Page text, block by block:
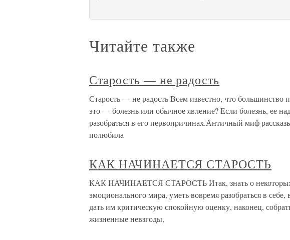
Читайте также
Старость — не радость
Старость — не радость Всем известно, что
это — болезнь или обычное явление? Если болезнь, ее
разобраться в его первопричинах.Античный миф
полюбила
КАК НАЧИНАЕТСЯ СТАРОСТЬ
КАК НАЧИНАЕТСЯ СТАРОСТЬ Итак, знать о некоторых
эмоционального мира, уметь вовремя разобраться в себе,
дать им кри­тическую спокойную оценку, наконец,
жизненные невзгоды,